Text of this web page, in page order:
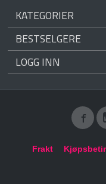
KATEGORIER
BESTSELGERE
LOGG INN
Frakt